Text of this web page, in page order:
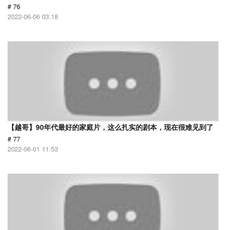
# 76
2022-06-06 03:18
【越哥】90年代最好的家庭片，这么扎实的剧本，现在很难见到了
# 77
2022-06-01 11:53